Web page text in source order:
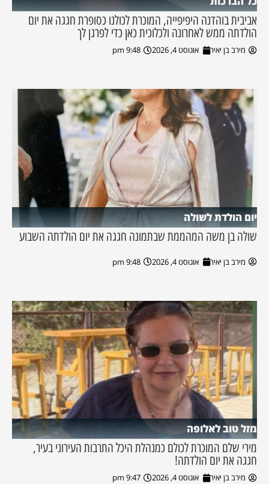
אביבית בוהדנה היפיפייה, המוכרת לכולנו כסופרת חגגה את יום
הולדתה ממש לאחרונה ולכלוכית כאן כדי לפרגן לך
מירב בן יאיר אוגוסט 4, 2026 9:48 pm
יום הולדת לשולה
שולה בן משה המהממת שבתמונה חגגה את יום הולדתה השבוע
מירב בן יאיר אוגוסט 4, 2026 9:48 pm
מזל טוב לאלופה
מירי שלם המוכרת לכולם כמנהלת היכל התרבות העירוני בעיר,
חגגה את יום הולדתה!
מירב בן יאיר אוגוסט 4, 2026 9:47 pm